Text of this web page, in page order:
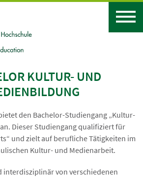
KULTUR- UND
den Bachelor-Studiengang „Kultur-
Dieser Studiengang qualifiziert für
und zielt auf berufliche Tätigkeiten im
Kultur- und Medienarbeit.
interdisziplinär von verschiedenen